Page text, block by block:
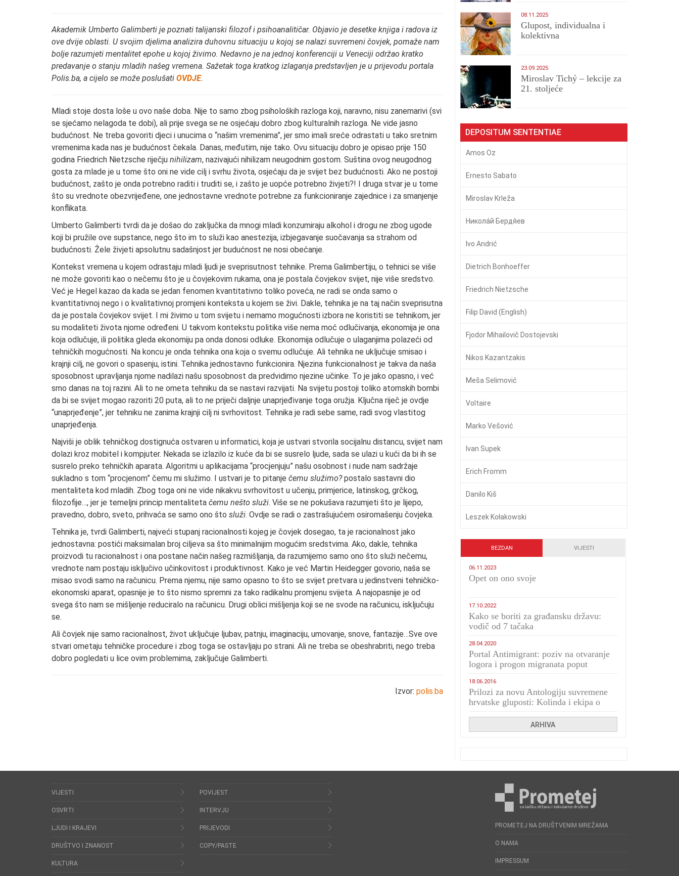
Akademik Umberto Galimberti je poznati talijanski filozof i psihoanalitičar. Objavio je desetke knjiga i radova iz
ove dvije oblasti. U svojim djelima analizira duhovnu situaciju u kojoj se nalazi suvremeni čovjek, pomaže nam
bolje razumjeti mentalitet epohe u kojoj živimo. Nedavno je na jednoj konferenciji u Veneciji održao kratko
predavanje o stanju mladih našeg vremena. Sažetak toga kratkog izlaganja predstavljen je u prijevodu portala
Polis.ba, a cijelo se može poslušati OVDJE.
Mladi stoje dosta loše u ovo naše doba. Nije to samo zbog psiholoških razloga koji, naravno, nisu zanemarivi (svi
se sjećamo nelagoda te dobi), ali prije svega se ne osjećaju dobro zbog kulturalnih razloga. Ne vide jasno
budućnost. Ne treba govoriti djeci i unucima o “našim vremenima”, jer smo imali sreće odrastati u tako sretnim
vremenima kada nas je budućnost čekala. Danas, međutim, nije tako. Ovu situaciju dobro je opisao prije 150
godina Friedrich Nietzsche riječju nihilizam, nazivajući nihilizam neugodnim gostom. Suština ovog neugodnog
gosta za mlade je u tome što oni ne vide cilj i svrhu života, osjećaju da je svijet bez budućnosti. Ako ne postoji
budućnost, zašto je onda potrebno raditi i truditi se, i zašto je uopće potrebno živjeti?! I druga stvar je u tome
što su vrednote obezvrijeđene, one jednostavne vrednote potrebne za funkcioniranje zajednice i za smanjenje
konflikata.
Umberto Galimberti tvrdi da je došao do zaključka da mnogi mladi konzumiraju alkohol i drogu ne zbog ugode
koji bi pružile ove supstance, nego što im to služi kao anestezija, izbjegavanje suočavanja sa strahom od
budućnosti. Žele živjeti apsolutnu sadašnjost jer budućnost ne nosi obećanje.
Kontekst vremena u kojem odrastaju mladi ljudi je sveprisutnost tehnike. Prema Galimbertiju, o tehnici se više
ne može govoriti kao o nečemu što je u čovjekovim rukama, ona je postala čovjekov svijet, nije više sredstvo.
Već je Hegel kazao da kada se jedan fenomen kvantitativno toliko poveća, ne radi se onda samo o
kvantitativnoj nego i o kvalitativnoj promjeni konteksta u kojem se živi. Dakle, tehnika je na taj način sveprisutna
da je postala čovjekov svijet. I mi živimo u tom svijetu i nemamo mogućnosti izbora ne koristiti se tehnikom, jer
su modaliteti života njome određeni. U takvom kontekstu politika više nema moć odlučivanja, ekonomija je ona
koja odlučuje, ili politika gleda ekonomiju pa onda donosi odluke. Ekonomija odlučuje o ulaganjima polazeći od
tehničkih mogućnosti. Na koncu je onda tehnika ona koja o svemu odlučuje. Ali tehnika ne uključuje smisao i
krajnji cilj, ne govori o spasenju, istini. Tehnika jednostavno funkcionira. Njezina funkcionalnost je takva da naša
sposobnost upravljanja njome nadilazi našu sposobnost da predvidimo njezine učinke. To je jako opasno, i već
smo danas na toj razini. Ali to ne ometa tehniku da se nastavi razvijati. Na svijetu postoji toliko atomskih bombi
da bi se svijet mogao razoriti 20 puta, ali to ne priječi daljnje unaprjeđivanje toga oružja. Ključna riječ je ovdje
“unaprjeđenje”, jer tehniku ne zanima krajnji cilj ni svrhovitost. Tehnika je radi sebe same, radi svog vlastitog
unaprjeđenja.
Najviši je oblik tehničkog dostignuća ostvaren u informatici, koja je ustvari stvorila socijalnu distancu, svijet nam
dolazi kroz mobitel i kompjuter. Nekada se izlazilo iz kuće da bi se susrelo ljude, sada se ulazi u kući da bi ih se
susrelo preko tehničkih aparata. Algoritmi u aplikacijama “procjenjuju” našu osobnost i nude nam sadržaje
sukladno s tom “procjenom” čemu mi služimo. I ustvari je to pitanje čemu služimo?postalo sastavni dio
mentaliteta kod mladih. Zbog toga oni ne vide nikakvu svrhovitost u učenju, primjerice, latinskog, grčkog,
filozofije…, jer je temeljni princip mentaliteta čemu nešto služi. Više se ne pokušava razumjeti što je lijepo,
pravedno, dobro, sveto, prihvaća se samo ono što služi. Ovdje se radi o zastrašujućem osiromašenju čovjeka.
Tehnika je, tvrdi Galimberti, najveći stupanj racionalnosti kojeg je čovjek dosegao, ta je racionalnost jako
jednostavna: postići maksimalan broj ciljeva sa što minimalnijim mogućim sredstvima. Ako, dakle, tehnika
proizvodi tu racionalnost i ona postane način našeg razmišljanja, da razumijemo samo ono što služi nečemu,
vrednote nam postaju isključivo učinkovitost i produktivnost. Kako je već Martin Heidegger govorio, naša se
misao svodi samo na računicu. Prema njemu, nije samo opasno to što se svijet pretvara u jedinstveni tehničko-
ekonomski aparat, opasnije je to što nismo spremni za tako radikalnu promjenu svijeta. A najopasnije je od
svega što nam se mišljenje reduciralo na računicu. Drugi oblici mišljenja koji se ne svode na računicu, isključuju
se.
Ali čovjek nije samo racionalnost, život uključuje ljubav, patnju, imaginaciju, umovanje, snove, fantazije…Sve ove
stvari ometaju tehničke procedure i zbog toga se ostavljaju po strani. Ali ne treba se obeshrabriti, nego treba
dobro pogledati u lice ovim problemima, zaključuje Galimberti.
Izvor:polis.ba
08.11.2025
Glupost, individualna i
kolektivna
23.09.2025
Miroslav Tichý – lekcije za
21. stoljeće
DEPOSITUM SENTENTIAE
Amos Oz
Ernesto Sabato
Miroslav Krleža
Никола́й Бердя́ев
Ivo Andrić
Dietrich Bonhoeffer
Friedrich Nietzsche
Filip David (English)
Fjodor Mihailovič Dostojevski
Nikos Kazantzakis
Meša Selimović
Voltaire
Marko Vešović
Ivan Supek
Erich Fromm
Danilo Kiš
Leszek Kołakowski
BEZDAN VIJESTI
06.11.2023
​Opet on ono svoje
17.10.2022
Kako se boriti za građansku državu:
vodič od 7 tačaka
28.04.2020
Portal Antimigrant: poziv na otvaranje
logora i progon migranata poput
18.06.2016
Prilozi za novu Antologiju suvremene
hrvatske gluposti: Kolinda i ekipa o
ARHIVA
VIJESTI
OSVRTI
LJUDI I KRAJEVI
DRUŠTVO I ZNANOST
KULTURA
POVIJEST
INTERVJU
PRIJEVODI
COPY/PASTE
PROMETEJ NA DRUŠTVENIM MREŽAMA
O NAMA
IMPRESSUM